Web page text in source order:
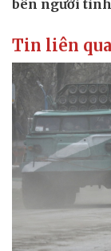
Tin liên